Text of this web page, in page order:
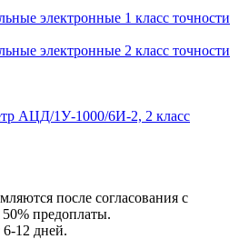
электронные 1 класс точности
электронные 2 класс точности
АЦД/1У-1000/6И-2, 2 класс
после согласования с
предоплаты.
6-12 дней.